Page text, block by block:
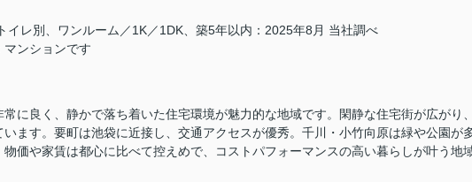
レ別、ワンルーム／1K／1DK、築5年以内：2025年8月 当社調べ
ンションです
に良く、静かで落ち着いた住宅環境が魅力的な地域です。閑静な住宅街が広がり、
います。要町は池袋に近接し、交通アクセスが優秀。千川・小竹向原は緑や公園が
物価や家賃は都心に比べて控えめで、コストパフォーマンスの高い暮らしが叶う地